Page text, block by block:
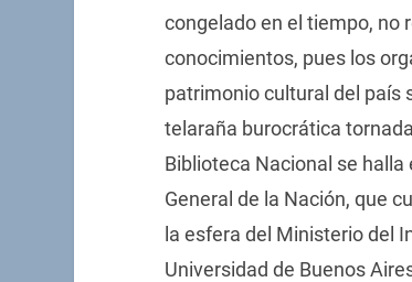
congelado en el tiempo, no
conocimientos, pues los
patrimonio cultural del país
telaraña burocrática
Biblioteca Nacional se
General de la Nación, que
la esfera del Ministerio del
Universidad de Buenos